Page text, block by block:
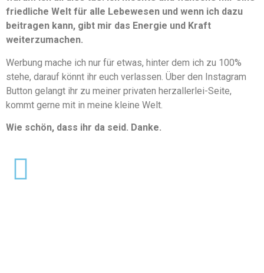
friedliche Welt für alle Lebewesen und wenn ich dazu
beitragen kann, gibt mir das Energie und Kraft
weiterzumachen.
Werbung mache ich nur für etwas, hinter dem ich zu 100%
stehe, darauf könnt ihr euch verlassen. Über den Instagram
Button gelangt ihr zu meiner privaten herzallerlei-Seite,
kommt gerne mit in meine kleine Welt.
Wie schön, dass ihr da seid. Danke.